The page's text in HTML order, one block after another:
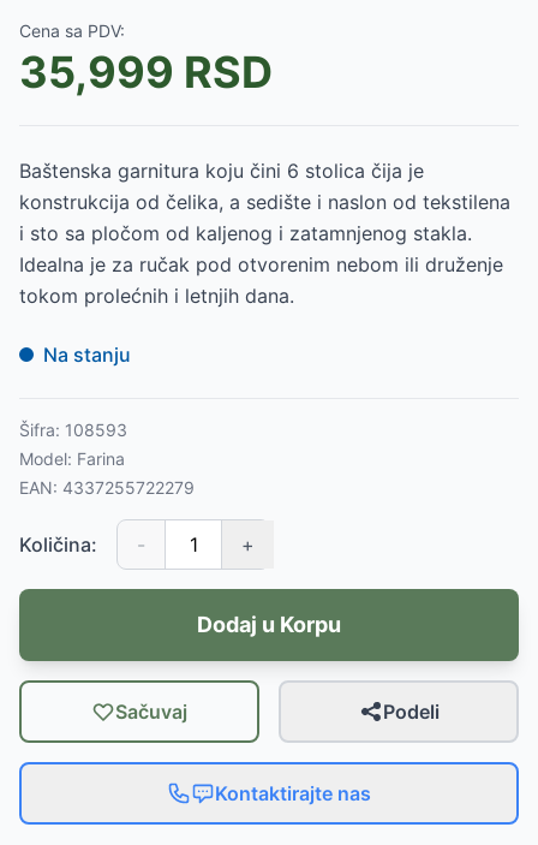
Cena sa PDV:
35,999 RSD
Baštenska garnitura koju čini 6 stolica čija je
konstrukcija od čelika, a sedište i naslon od tekstilena
i sto sa pločom od kaljenog i zatamnjenog stakla.
Idealna je za ručak pod otvorenim nebom ili druženje
tokom prolećnih i letnjih dana.
Na stanju
Šifra: 108593
Model: Farina
EAN: 4337255722279
Količina: - +
Dodaj u Korpu
Sačuvaj Podeli
Kontaktirajte nas